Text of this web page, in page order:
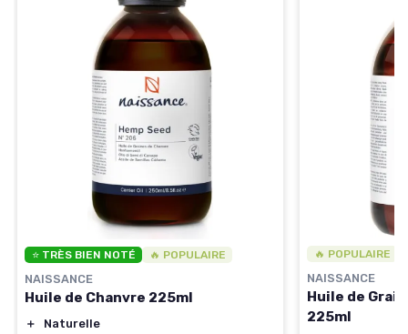
⭐ TRÈS BIEN NOTÉ 🔥 POPULAIRE
NAISSANCE
Huile de Chanvre 225ml
＋
Naturelle
🔥 POPULAIRE
NAISSANCE
Huile de
225ml